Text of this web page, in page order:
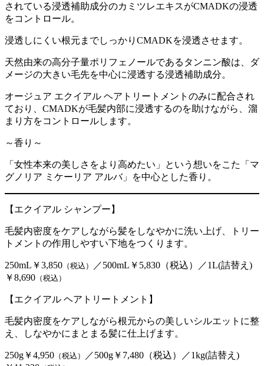
されている浸透補助成分のカミツレエキスがCMADKの浸透
をコントロール。
浸透しにくい根元までしっかりCMADKを浸透させます。
天然由来の高分子量ポリフェノールであるタンニン酸は、ダ
メージの大きい毛先を中心に浸透する浸透補助成分。
オージュア エクイアル ヘアトリートメントのみに配合され
ており、CMADKが毛髪内部に浸透するのを助けながら、溜
まり方をコントロールします。
～香り～
「女性本来の美しさをより高めたい」という想いをこた「マ
グノリア ミケーリア アルバ」を中心とした香り。
【エクイアル シャンプー】
毛髪内密度をケアしながら髪をしなやかに洗い上げ、トリー
トメントの作用しやすい下地をつくります。
250mL￥3,850 （税込）
／500mL￥5,830（税込）／1L(詰替え)
￥8,690 （税込）
【エクイアル ヘアトリートメント】
毛髪内密度をケアしながら根元からの美しいシルエットに整
え、しなやかにまとまる髪に仕上げます。
250g￥4,950 （税込）
／500g￥7,480（税込）／1kg(詰替え)